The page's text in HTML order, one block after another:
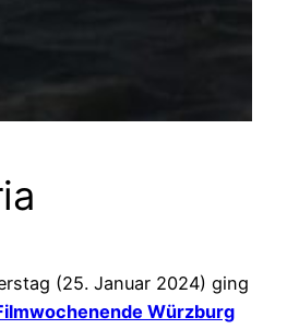
(25. Januar 2024) ging
Würzburg